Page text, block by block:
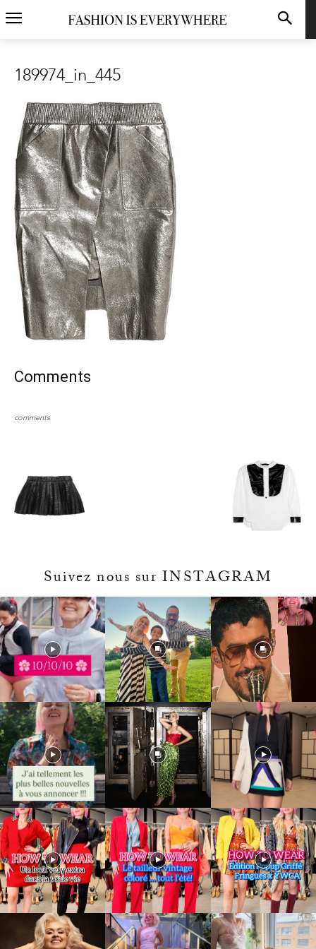
189974_in_445
Comments
comments
Suivez nous sur INSTAGRAM